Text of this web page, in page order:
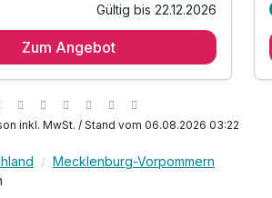
vom reichhaltigen Buffet
für Ihren Kopf
Wellnessoase
LAN
Gültig bis 22.12.2026
Zum Angebot
inkl. MwSt. / Stand vom 06.08.2026 03:22
Mecklenburg-Vorpommern